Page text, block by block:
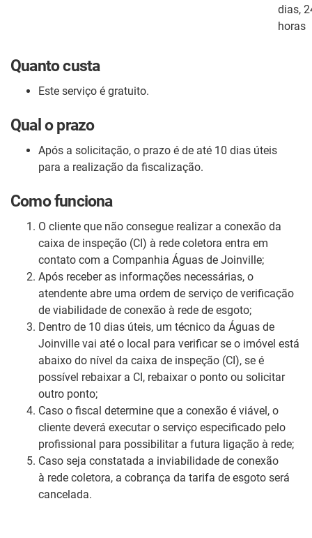
dias,
horas
Quanto custa
Este serviço é gratuito.
Qual o prazo
Após a solicitação, o prazo é de até 10 dias úteis
para a realização da fiscalização.
Como funciona
O cliente que não consegue realizar a conexão da
caixa de inspeção (CI) à rede coletora entra em
contato com a Companhia Águas de Joinville;
Após receber as informações necessárias, o
atendente abre uma ordem de serviço de verificação
de viabilidade de conexão à rede de esgoto;
Dentro de 10 dias úteis, um técnico da Águas de
Joinville vai até o local para verificar se o imóvel está
abaixo do nível da caixa de inspeção (CI), se é
possível rebaixar a CI, rebaixar o ponto ou solicitar
outro ponto;
Caso o fiscal determine que a conexão é viável, o
cliente deverá executar o serviço especificado pelo
profissional para possibilitar a futura ligação à rede;
Caso seja constatada a inviabilidade de conexão
à rede coletora, a cobrança da tarifa de esgoto será
cancelada.